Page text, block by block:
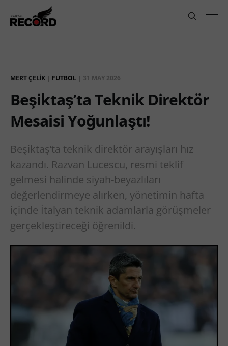
MERT ÇELIK | FUTBOL | 31 MAY 2026
Beşiktaş’ta Teknik Direktör
Mesaisi Yoğunlaştı!
Beşiktaş’ta teknik direktör arayışları hız
kazandı. Razvan Lucescu, resmi teklif
gelmesi halinde siyah-beyazlıları
değerlendirmeye alırken, yönetimin hafta
içinde İtalyan teknik adamlarla görüşmeler
gerçekleştireceği öğrenildi.